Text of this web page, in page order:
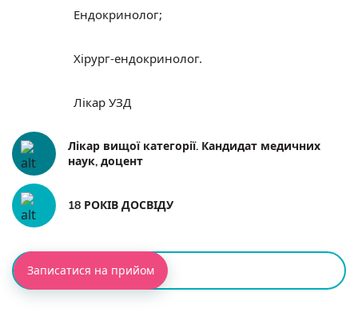
Ендокринолог;
Хірург-ендокринолог.
Лікар УЗД
Лікар вищої категорії. Кандидат медичних
наук, доцент
18 РОКІВ ДОСВІДУ
Записатися на прийом